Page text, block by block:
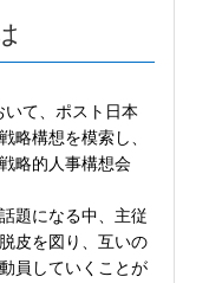
いて、ポスト日本
略構想を模索し、
略的人事構想会
題になる中、主従
皮を図り、互いの
員していくことが